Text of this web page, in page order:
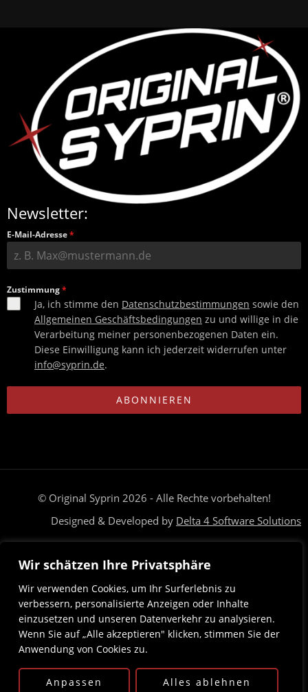
Wir schätzen Ihre Privatsphäre
Wir verwenden Cookies, um Ihr Surferlebnis zu
verbessern, personalisierte Anzeigen oder Inhalte
einzusetzen und unseren Datenverkehr zu analysieren.
Wenn Sie auf „Alle akzeptieren" klicken, stimmen Sie der
Anwendung von Cookies zu.
Anpassen Alles ablehnen
Newsletter:
E-Mail-Adresse*
Zustimmung*
Ja, ich stimme den Datenschutzbestimmungen sowie den
Allgemeinen Geschäftsbedingungen zu und willige in die
Verarbeitung meiner personenbezogenen Daten ein.
Diese Einwilligung kann ich jederzeit widerrufen unter
info@syprin.de.
ABONNIEREN
© Original Syprin 2026 - Alle Rechte vorbehalten!
Designed & Developed by Delta 4 Software Solutions
Deutsch Magyar(Ungarisch